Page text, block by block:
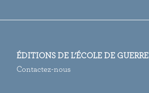
ÉDITIONS DE L’ÉCOLE DE GUERRE
Contactez-nous